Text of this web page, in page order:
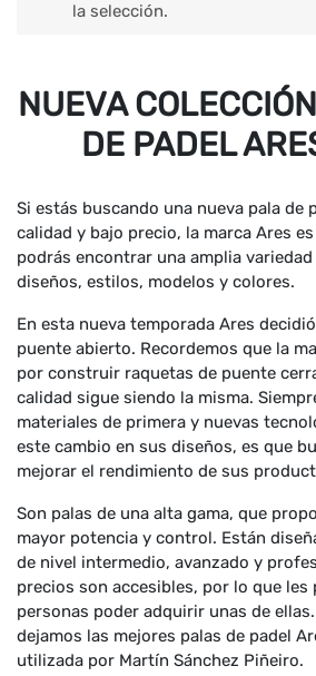
la selección.
NUEVA
DE PADEL
Si estás buscando una nueva pala de
calidad y bajo precio, la marca Ares
podrás encontrar una amplia
diseños, estilos, modelos y colores.
En esta nueva temporada Ares
puente abierto. Recordemos que la
por construir raquetas de puente
calidad sigue siendo la misma.
materiales de primera y nuevas
este cambio en sus diseños, es que
mejorar el rendimiento de sus
Son palas de una alta gama, que
mayor potencia y control. Están
de nivel intermedio, avanzado y
precios son accesibles, por lo que les
personas poder adquirir unas de
dejamos las mejores palas de padel
utilizada por Martín Sánchez Piñeiro.